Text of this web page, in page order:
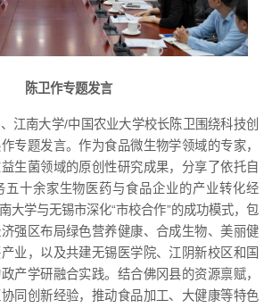
陈卫作专题发言
江南大学/中国农业大学校长陈卫围绕科技创
专题发言。作为食品微生物学领域的专家，
生菌领域的原创性研究成果，分享了依托自
五十余家生物医药与食品企业的产业转化经
大学与无锡市深化“市校合作”的成功模式，包
强区布局绿色营养健康、合成生物、美丽健
业，以及共建无锡医学院、江阴新校区和国
产学研融合实践。结合佛冈县的资源禀赋，
同创新经验，推动食品加工、大健康等特色